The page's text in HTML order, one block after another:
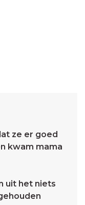
ze er goed
kwam mama
uit het niets